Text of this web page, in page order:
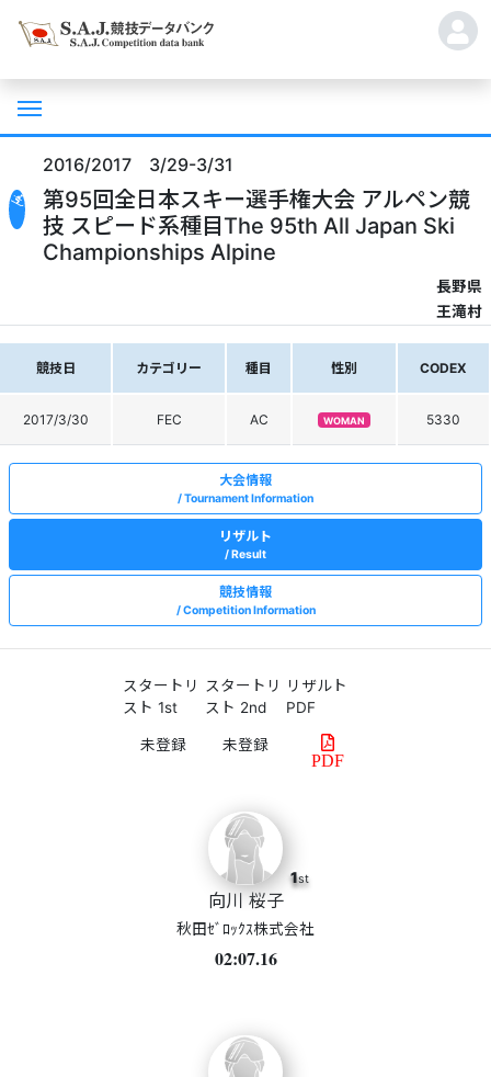
2016/2017 3/29-3/31
第95回全日本スキー選手権大会 アルペン競
技 スピード系種目The 95th All Japan Ski
Championships Alpine
長野県
王滝村
競技日 カテゴリー 種目 性別 CODEX
2017/3/30 FEC AC WOMAN 5330
大会情報
Tournament Information
リザルト
Result
競技情報
Competition Information
スタートリ
スト 1st
スタートリ
スト 2nd
リザルト
PDF
PDF
1st
向川 桜子
秋田ｾﾞﾛｯｸｽ株式会社
02:07.16